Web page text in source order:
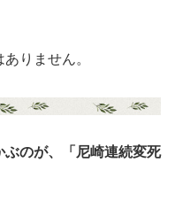
りません。
のが、「尼崎連続変死